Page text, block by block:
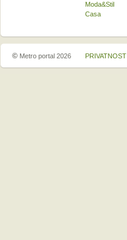
Moda&Stil
Casa
© Metro portal 2026 PRIVATNOST